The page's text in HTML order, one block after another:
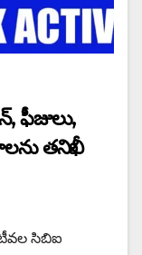
ఫీజులు,
తనిఖీ
సిబిఐ